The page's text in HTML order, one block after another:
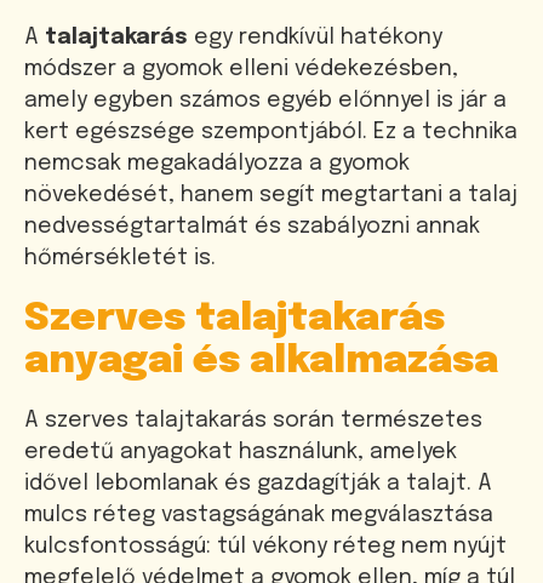
A talajtakarás egy rendkívül hatékony
módszer a gyomok elleni védekezésben,
amely egyben számos egyéb előnnyel is jár a
kert egészsége szempontjából. Ez a technika
nemcsak megakadályozza a gyomok
növekedését, hanem segít megtartani a talaj
nedvességtartalmát és szabályozni annak
hőmérsékletét is.
Szerves talajtakarás
anyagai és alkalmazása
A szerves talajtakarás során természetes
eredetű anyagokat használunk, amelyek
idővel lebomlanak és gazdagítják a talajt. A
mulcs réteg vastagságának megválasztása
kulcsfontosságú: túl vékony réteg nem nyújt